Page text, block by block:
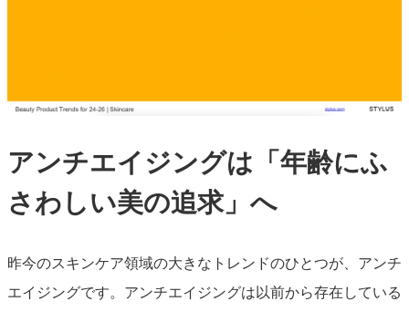
アンチエイジングは「年齢にふ
さわしい美の追求」へ
昨今のスキンケア領域の大きなトレンドのひとつが、アンチ
エイジングです。アンチエイジングは以前から存在している